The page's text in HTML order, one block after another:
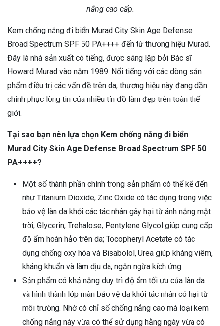
nắng cao cấp.
Kem chống nắng đi biển Murad City Skin Age Defense
Broad Spectrum SPF 50 PA++++ đến từ thương hiệu Murad.
Đây là nhà sản xuất có tiếng, được sáng lập bởi Bác sĩ
Howard Murad vào năm 1989. Nổi tiếng với các dòng sản
phẩm điều trị các vấn đề trên da, thương hiệu này đang dần
chinh phục lòng tin của nhiều tín đồ làm đẹp trên toàn thế
giới.
Tại sao bạn nên lựa chọn Kem chống nắng đi biển
Murad City Skin Age Defense Broad Spectrum SPF 50
PA++++?
Một số thành phần chính trong sản phẩm có thể kể đến
như Titanium Dioxide, Zinc Oxide có tác dụng trong việc
bảo vệ làn da khỏi các tác nhân gây hại từ ánh nắng mặt
trời; Glycerin, Trehalose, Pentylene Glycol giúp cung cấp
độ ẩm hoàn hảo trên da; Tocopheryl Acetate có tác
dụng chống oxy hóa và Bisabolol, Urea giúp kháng viêm,
kháng khuẩn và làm dịu da, ngăn ngừa kích ứng.
Sản phẩm có khả năng duy trì độ ẩm tối ưu của làn da
và hình thành lớp màn bảo vệ da khỏi tác nhân có hại từ
môi trường. Nhờ có chỉ số chống nắng cao mà loại kem
chống nắng này vừa có thể sử dụng hằng ngày vừa có